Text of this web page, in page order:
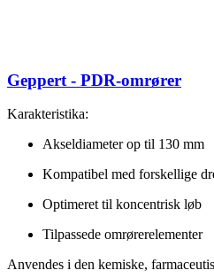
Geppert - PDR-omrører
Karakteristika:
Akseldiameter op til 130 mm
Kompatibel med forskellige
Optimeret til koncentrisk løb
Tilpassede omrørerelementer
Anvendes i den kemiske,